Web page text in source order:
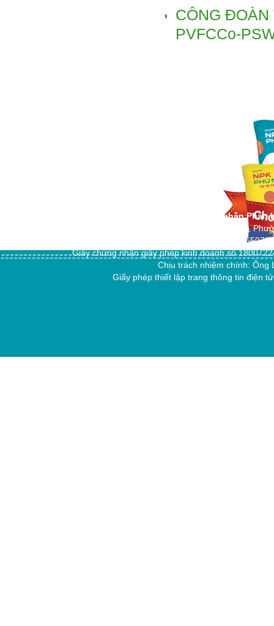
CÔNG ĐOÀN
PVFCCo-
Công ty cổ phần Phân
Địa chỉ: 151/18 Trần Hoàng Na,
Điện thoại: +84 292
Giấy chứng nhận giấy phép kinh doanh số
Chịu trách nhiệm chính: Ông
Giấy phép thiết lập trang thông tin điện